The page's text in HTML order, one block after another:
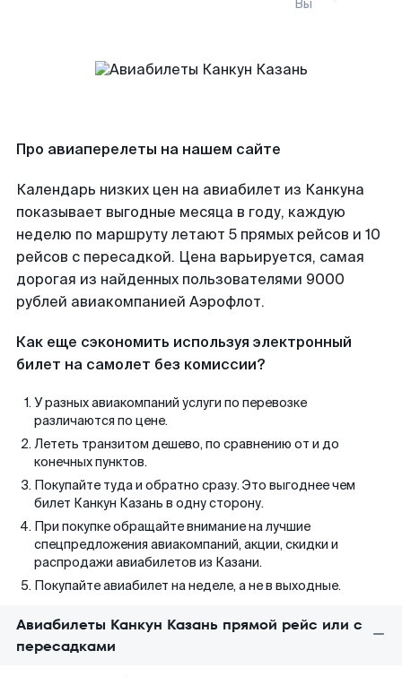
Вы
Про авиаперелеты на нашем сайте
Календарь низких цен на авиабилет из Канкуна
показывает выгодные месяца в году, каждую
неделю по маршруту летают 5 прямых рейсов и 10
рейсов с пересадкой. Цена варьируется, самая
дорогая из найденных пользователями 9000
рублей авиакомпанией Аэрофлот.
Как еще сэкономить используя электронный
билет на самолет без комиссии?
У разных авиакомпаний услуги по перевозке
различаются по цене.
Лететь транзитом дешево, по сравнению от и до
конечных пунктов.
Покупайте туда и обратно сразу. Это выгоднее чем
билет Канкун Казань в одну сторону.
При покупке обращайте внимание на лучшие
спецпредложения авиакомпаний, акции, скидки и
распродажи авиабилетов из Казани.
Покупайте авиабилет на неделе, а не в выходные.
Авиабилеты Канкун Казань прямой рейс или с
пересадками